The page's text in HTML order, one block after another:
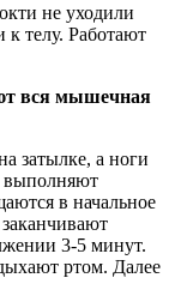
не уходили
к телу. Работают
вся мышечная
затылке, а ноги
выполняют
в начальное
3-5 минут.
ртом. Далее